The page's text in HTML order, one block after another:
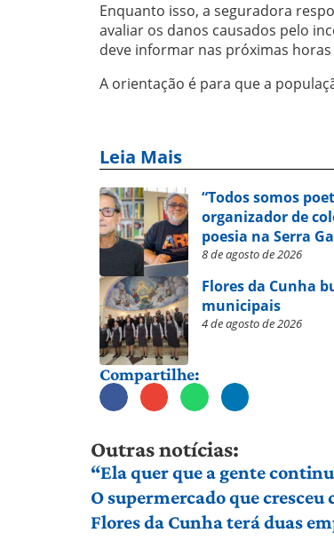
Enquanto isso, a seguradora
avaliar os danos causados pelo
deve informar nas próximas
A orientação é para que a
Leia Mais
“Todos somos
organizador de
poesia na Serra
8 de agosto de 2026
Flores da Cunha
municipais
4 de agosto de 2026
Compartilhe:
Outras notícias:
“Ela quer que a gente
O supermercado que
Flores da Cunha terá duas